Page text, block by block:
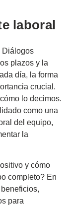
laboral
Diálogos
plazos y la
día, la forma
crucial.
cómo lo decimos.
como una
del equipo,
la
y cómo
completo? En
para